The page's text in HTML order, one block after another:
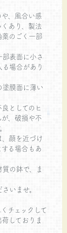
、風合い感
あり、製法
のごく一部
表面に小さ
場合があり
膜面に薄い
としてのヒ
、破損や不
顔を近づけ
る場合もあ
の鉢で、ま
いませ。
チェックして
しておりま